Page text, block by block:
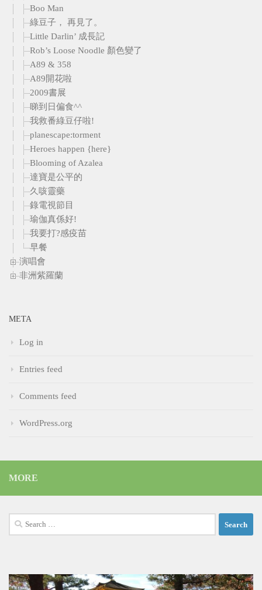
Boo Man
綠豆子， 再見了。
Little Darlin’ 成長記
Rob’s Loose Noodle 顏色變了
A89 & 358
A89開花啦
2009書展
睇到日偏食^^
我救番綠豆仔啦!
planescape:torment
Heroes happen {here}
Blooming of Azalea
達寶是公平的
久咳靈藥
錄電視節目
瑜伽真係好!
我要打?感疫苗
早餐
演唱會
非洲紫羅蘭
META
Log in
Entries feed
Comments feed
WordPress.org
MORE
Search
for: